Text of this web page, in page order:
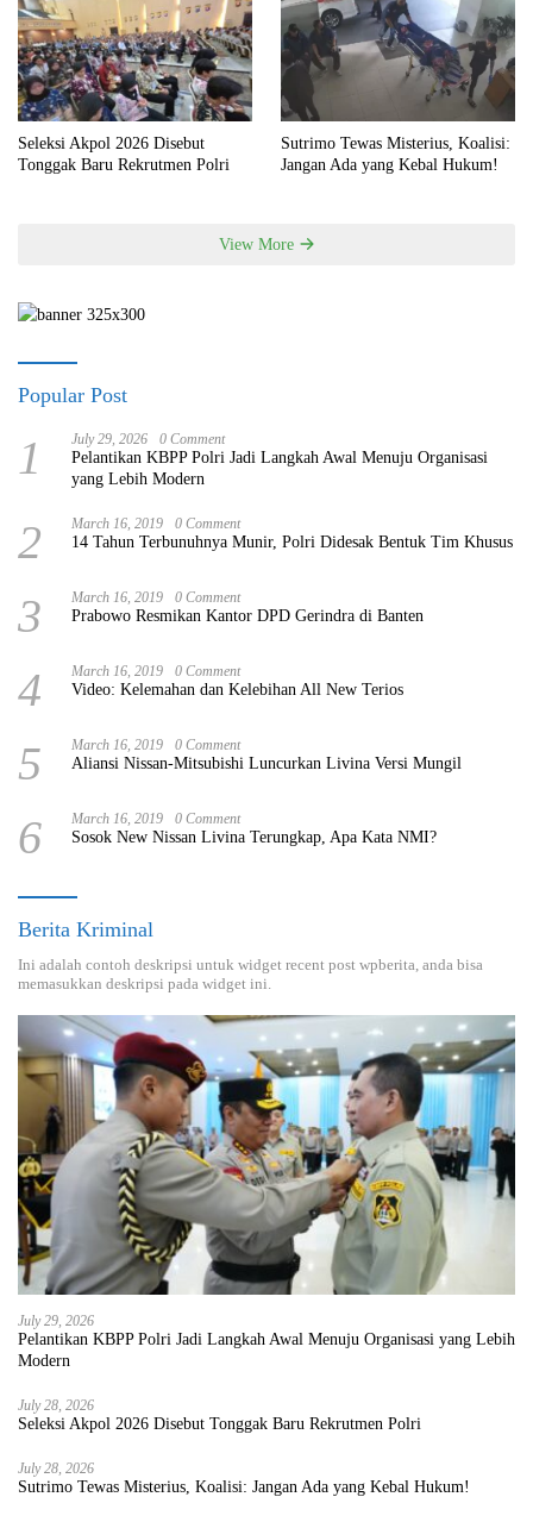
Seleksi Akpol 2026 Disebut
Tonggak Baru Rekrutmen Polri
Sutrimo Tewas Misterius, Koalisi:
Jangan Ada yang Kebal Hukum!
View More
Popular Post
1 July 29, 2026 0 Comment
Pelantikan KBPP Polri Jadi Langkah Awal Menuju Organisasi
yang Lebih Modern
2 March 16, 2019 0 Comment
14 Tahun Terbunuhnya Munir, Polri Didesak Bentuk Tim Khusus
3 March 16, 2019 0 Comment
Prabowo Resmikan Kantor DPD Gerindra di Banten
4 March 16, 2019 0 Comment
Video: Kelemahan dan Kelebihan All New Terios
5 March 16, 2019 0 Comment
Aliansi Nissan-Mitsubishi Luncurkan Livina Versi Mungil
6 March 16, 2019 0 Comment
Sosok New Nissan Livina Terungkap, Apa Kata NMI?
Berita Kriminal
Ini adalah contoh deskripsi untuk widget recent post wpberita, anda bisa
memasukkan deskripsi pada widget ini.
July 29, 2026
Pelantikan KBPP Polri Jadi Langkah Awal Menuju Organisasi yang Lebih
Modern
July 28, 2026
Seleksi Akpol 2026 Disebut Tonggak Baru Rekrutmen Polri
July 28, 2026
Sutrimo Tewas Misterius, Koalisi: Jangan Ada yang Kebal Hukum!